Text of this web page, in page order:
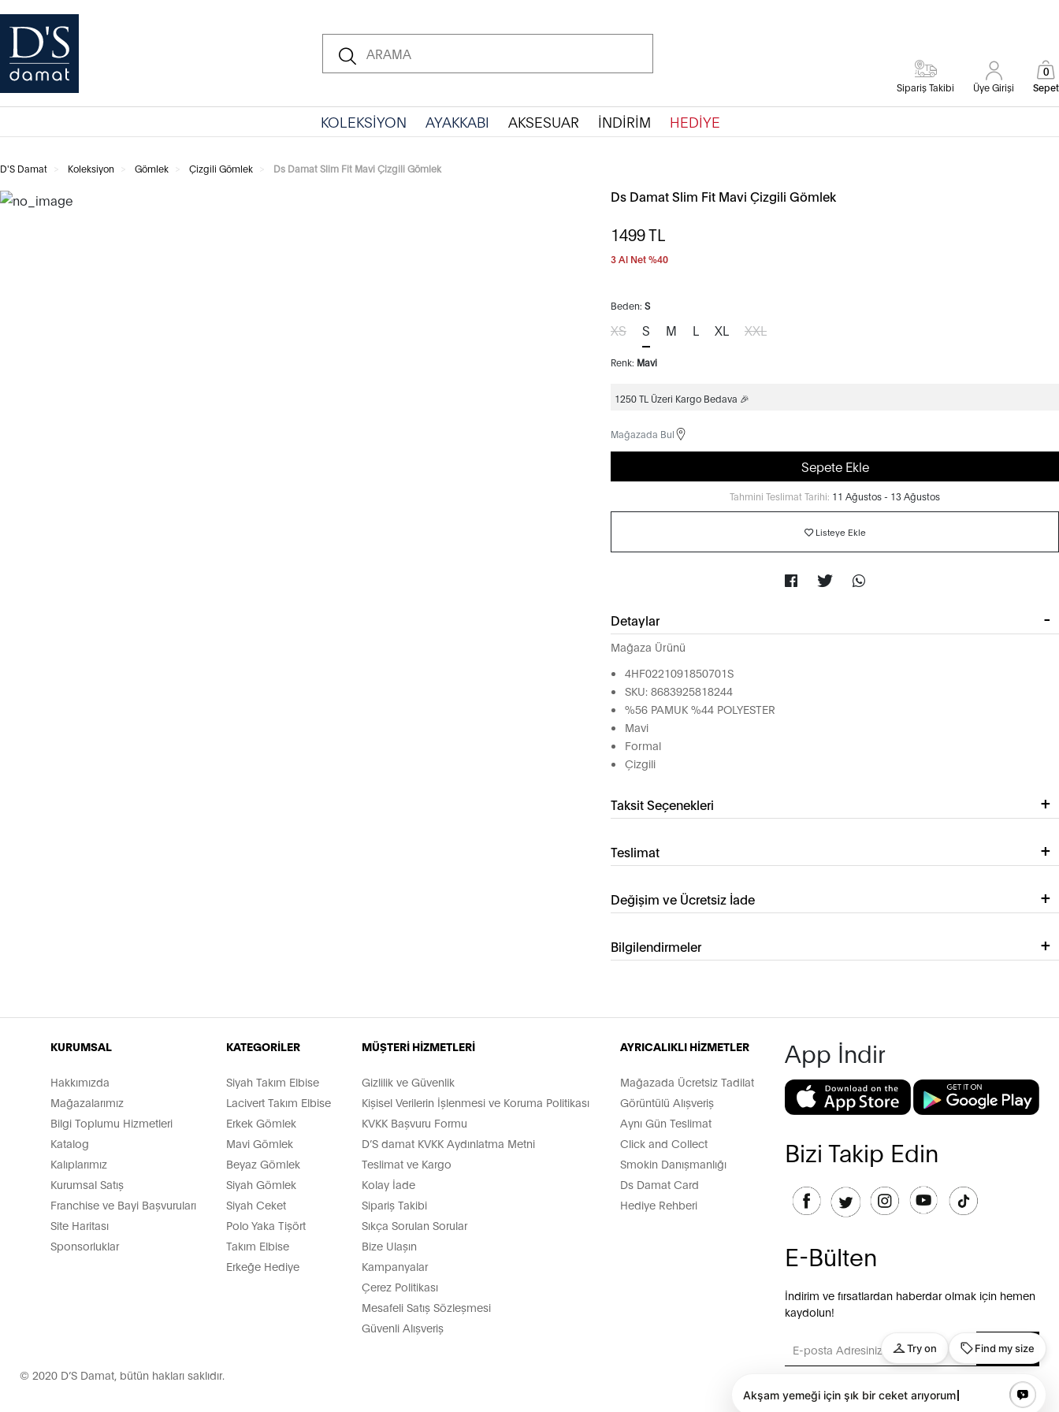
Sipariş Takibi Üye Girişi Sepet
0
KOLEKSİYON AYAKKABI AKSESUAR İNDİRİM HEDİYE
D'S Damat Koleksiyon Gömlek Çizgili Gömlek Ds Damat Slim Fit Mavi Çizgili Gömlek
Ds Damat Slim Fit Mavi Çizgili Gömlek
1499TL
3 Al Net %40
Beden: S
XS S M L XL XXL
Renk: Mavi
1250 TL Üzeri Kargo Bedava 🎉
Mağazada Bul
Sepete Ekle
Tahmini Teslimat Tarihi: 11 Ağustos - 13 Ağustos
Listeye Ekle
Detaylar
Mağaza Ürünü
4HF0221091850701S
SKU: 8683925818244
%56 PAMUK %44 POLYESTER
Mavi
Formal
Çizgili
Taksit Seçenekleri
Teslimat
Değişim ve Ücretsiz İade
Bilgilendirmeler
KURUMSAL
Hakkımızda
Mağazalarımız
Bilgi Toplumu Hizmetleri
Katalog
Kalıplarımız
Kurumsal Satış
Franchise ve Bayi Başvuruları
Site Haritası
Sponsorluklar
KATEGORİLER
Siyah Takım Elbise
Lacivert Takım Elbise
Erkek Gömlek
Mavi Gömlek
Beyaz Gömlek
Siyah Gömlek
Siyah Ceket
Polo Yaka Tişört
Takım Elbise
Erkeğe Hediye
MÜŞTERİ HİZMETLERİ
Gizlilik ve Güvenlik
Kişisel Verilerin İşlenmesi ve Koruma Politikası
KVKK Başvuru Formu
D’S damat KVKK Aydınlatma Metni
Teslimat ve Kargo
Kolay İade
Sipariş Takibi
Sıkça Sorulan Sorular
Bize Ulaşın
Kampanyalar
Çerez Politikası
Mesafeli Satış Sözleşmesi
Güvenli Alışveriş
AYRICALIKLI HİZMETLER
Mağazada Ücretsiz Tadilat
Görüntülü Alışveriş
Aynı Gün Teslimat
Click and Collect
Smokin Danışmanlığı
Ds Damat Card
Hediye Rehberi
App İndir
Bizi Takip Edin
E-Bülten
İndirim ve fırsatlardan haberdar olmak için hemen
kaydolun!
GÖNDER
© 2020 D’S Damat, bütün hakları saklıdır.